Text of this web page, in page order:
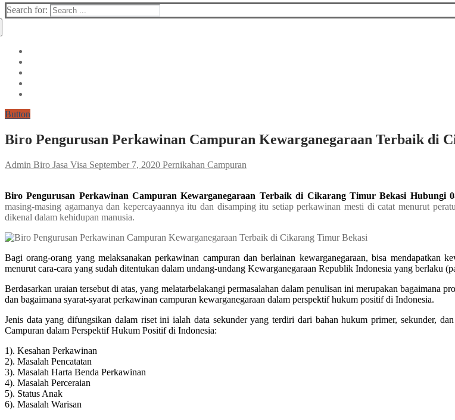
Search for:
Button
Biro Pengurusan Perkawinan Campuran Kewarganegaraan Terbaik di
Admin Biro Jasa Visa September 7, 2020 Pernikahan Campuran
Biro Pengurusan Perkawinan Campuran Kewarganegaraan Terbaik di Cikarang Timur Bekasi Hubungi
masing-masing agamanya dan kepercayaannya itu dan disamping itu setiap perkawinan mesti di catat menurut
dikenal dalam kehidupan manusia.
Bagi orang-orang yang melaksanakan perkawinan campuran dan berlainan kewarganegaraan, bisa mendapatkan
menurut cara-cara yang sudah ditentukan dalam undang-undang Kewarganegaraan Republik Indonesia yang berlaku
Berdasarkan uraian tersebut di atas, yang melatarbelakangi permasalahan dalam penulisan ini merupakan bagaimana
dan bagaimana syarat-syarat perkawinan campuran kewarganegaraan dalam perspektif hukum positif di Indonesia.
Jenis data yang difungsikan dalam riset ini ialah data sekunder yang terdiri dari bahan hukum primer, sekunder,
Campuran dalam Perspektif Hukum Positif di Indonesia:
1). Kesahan Perkawinan
2). Masalah Pencatatan
3). Masalah Harta Benda Perkawinan
4). Masalah Perceraian
5). Status Anak
6). Masalah Warisan